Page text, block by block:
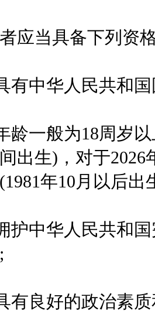
当具备下列资
中华人民共和国
般为18周岁以
出生)，对于
年10月以后出
中华人民共和国
良好的政治素质